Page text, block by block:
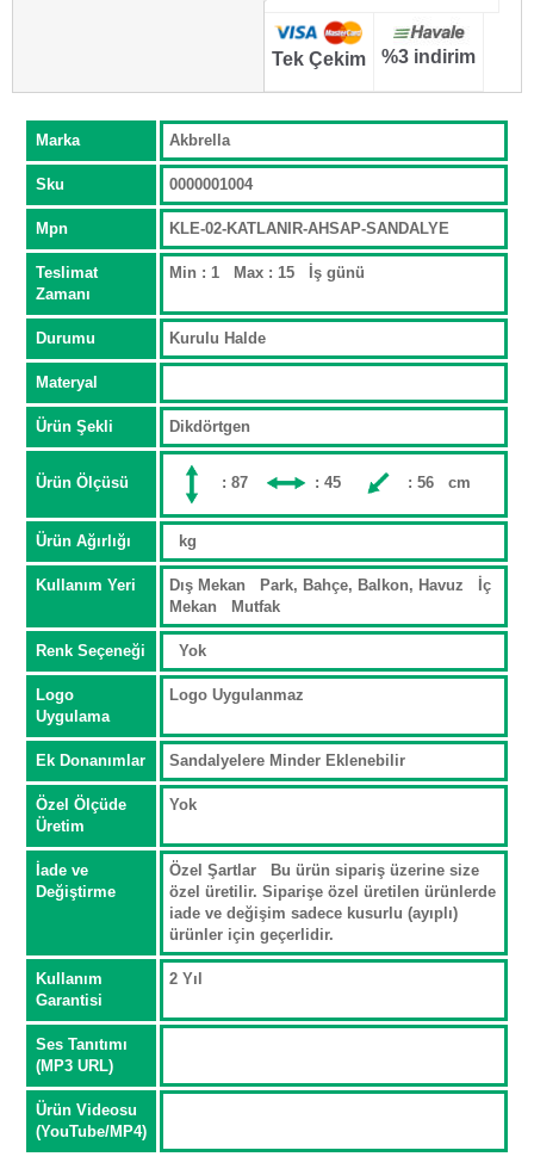
Tek Çekim %3 indirim
Marka Akbrella
Sku 0000001004
Mpn KLE-02-KATLANIR-AHSAP-SANDALYE
Teslimat
Zamanı
Min : 1 Max : 15 İş günü
Durumu Kurulu Halde
Materyal
Ürün Şekli Dikdörtgen
Ürün Ölçüsü : 87 : 45 : 56 cm
Ürün Ağırlığı kg
Kullanım Yeri
Dış Mekan Park, Bahçe, Balkon, Havuz İç
Mekan Mutfak
Renk Seçeneği Yok
Logo
Uygulama
Logo Uygulanmaz
Ek Donanımlar Sandalyelere Minder Eklenebilir
Özel Ölçüde
Üretim
Yok
İade ve
Değiştirme
Özel Şartlar Bu ürün sipariş üzerine size
özel üretilir. Siparişe özel üretilen ürünlerde
iade ve değişim sadece kusurlu (ayıplı)
ürünler için geçerlidir.
Kullanım
Garantisi
2 Yıl
Ses Tanıtımı
(MP3 URL)
Ürün Videosu
(YouTube/MP4)